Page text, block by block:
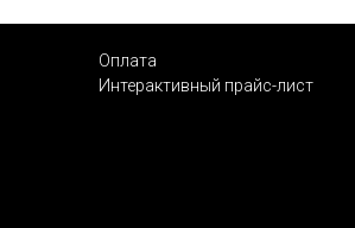
Оплата
Интерактивный прайс-лист